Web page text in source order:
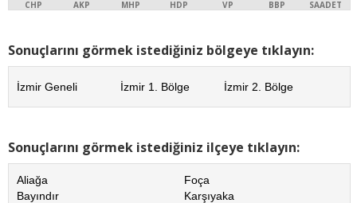
CHP AKP MHP HDP VP BBP SAADET
Sonuçlarını görmek istediğiniz bölgeye tıklayın:
İzmir Geneli İzmir 1. Bölge İzmir 2. Bölge
Sonuçlarını görmek istediğiniz ilçeye tıklayın:
Aliağa
Bayındır
Foça
Karşıyaka